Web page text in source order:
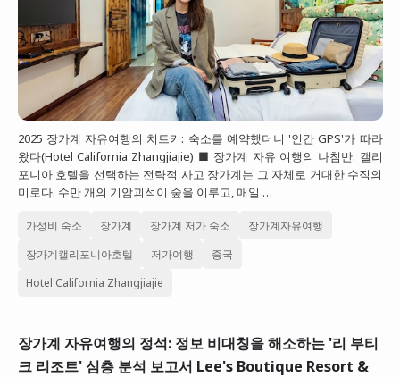
일본
베트남
태국
대만
프랑스
스위스
스페인
2025 장가계 자유여행의 치트키: 숙소를 예약했더니 '인간 GPS'가 따라
왔다(Hotel California Zhangjiajie) ■ 장가계 자유 여행의 나침반: 캘리
포니아 호텔을 선택하는 전략적 사고 장가계는 그 자체로 거대한 수직의
미로다. 수만 개의 기암괴석이 숲을 이루고, 매일 …
가성비 숙소 장가계 장가계 저가 숙소 장가계자유여행
장가계캘리포니아호텔 저가여행 중국
Hotel California Zhangjiajie
장가계 자유여행의 정석: 정보 비대칭을 해소하는 '리 부티
크 리조트' 심층 분석 보고서 Lee's Boutique Resort &